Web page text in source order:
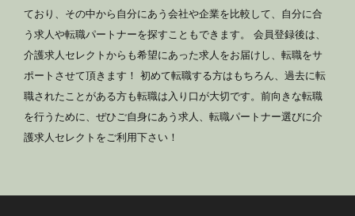
ており、その中から自分にあう会社や企業を比較して、自分に合
う求人や転職パートナーを探すこともできます。 会員登録後は、
介護求人セレクトからも希望にあった求人をお届けし、転職をサ
ポートさせて頂きます！ 初めて転職する方はもちろん、過去に転
職されたことがある方も転職は入り口が大切です。前向きな転職
を行うために、ぜひご自身にあう求人、転職パートナー選びに介
護求人セレクトをご利用下さい！